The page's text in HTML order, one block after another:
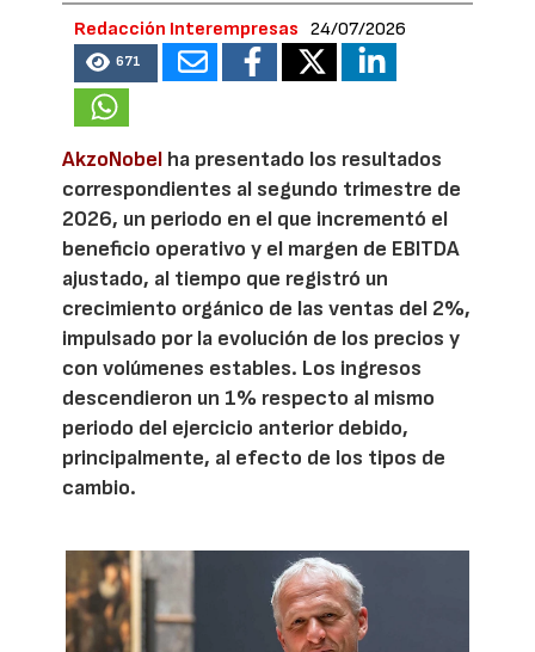
Redacción Interempresas 24/07/2026
671
AkzoNobel ha presentado los resultados
correspondientes al segundo trimestre de
2026, un periodo en el que incrementó el
beneficio operativo y el margen de EBITDA
ajustado, al tiempo que registró un
crecimiento orgánico de las ventas del 2%,
impulsado por la evolución de los precios y
con volúmenes estables. Los ingresos
descendieron un 1% respecto al mismo
periodo del ejercicio anterior debido,
principalmente, al efecto de los tipos de
cambio.